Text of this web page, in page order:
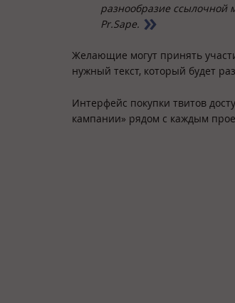
разнообразие ссылочной
Pr.Sape.
Желающие могут принять
нужный текст, который будет
Интерфейс покупки твитов
кампании» рядом с каждым